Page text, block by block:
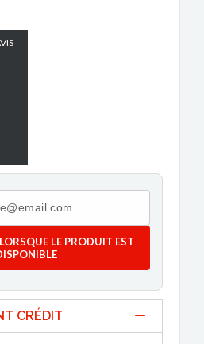
LE PRODUIT EST
CRÉDIT